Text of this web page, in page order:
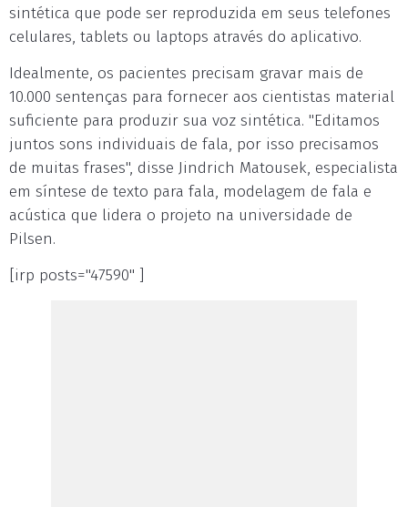
sintética que pode ser reproduzida em seus telefones
celulares, tablets ou laptops através do aplicativo.
Idealmente, os pacientes precisam gravar mais de
10.000 sentenças para fornecer aos cientistas material
suficiente para produzir sua voz sintética. "Editamos
juntos sons individuais de fala, por isso precisamos
de muitas frases", disse Jindrich Matousek, especialista
em síntese de texto para fala, modelagem de fala e
acústica que lidera o projeto na universidade de
Pilsen.
[irp posts="47590" ]